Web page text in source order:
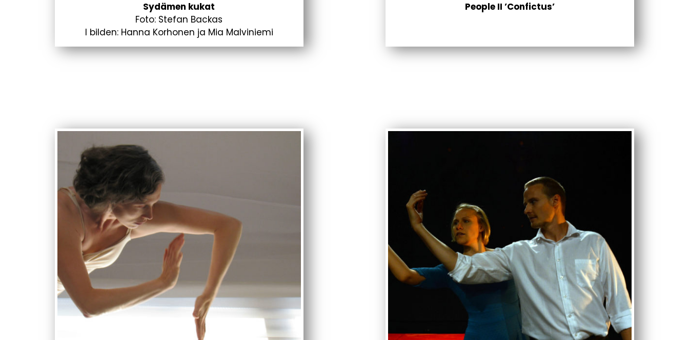
Sydämen kukat
Foto: Stefan Backas
I bilden: Hanna Korhonen ja Mia Malviniemi
People II ’Confictus’